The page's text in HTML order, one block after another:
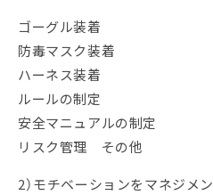
ゴーグル装着
防毒マスク装着
ハーネス装着
ルールの制定
安全マニュアルの制定
リスク管理 その他
2）モチベーションをマネジメ